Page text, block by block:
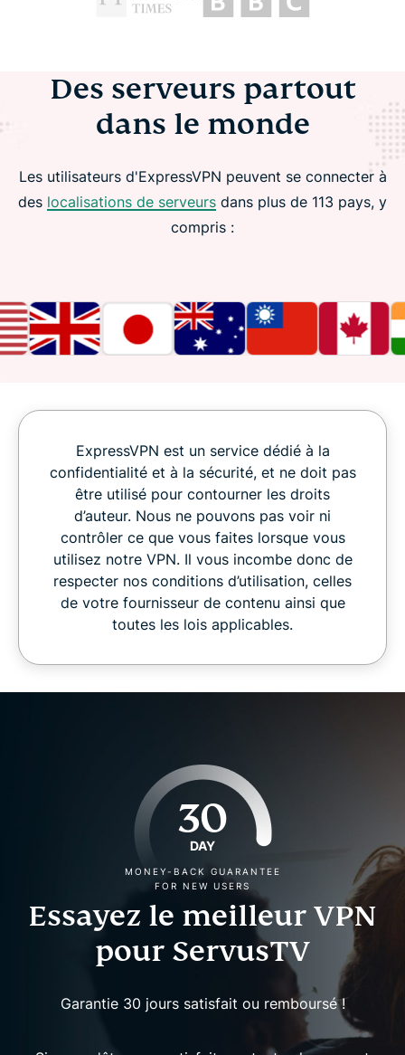
Des serveurs partout
dans le monde
Les utilisateurs d'ExpressVPN peuvent se connecter à
des localisations de serveurs dans plus de 113 pays, y
compris :
ExpressVPN est un service dédié à la
confidentialité et à la sécurité, et ne doit pas
être utilisé pour contourner les droits
d’auteur. Nous ne pouvons pas voir ni
contrôler ce que vous faites lorsque vous
utilisez notre VPN. Il vous incombe donc de
respecter nos conditions d’utilisation, celles
de votre fournisseur de contenu ainsi que
toutes les lois applicables.
30
DAY
MONEY-BACK GUARANTEE
FOR NEW USERS
Essayez le meilleur VPN
pour ServusTV
Garantie 30 jours satisfait ou remboursé !